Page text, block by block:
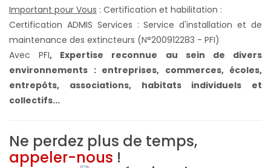
Important pour Vous : Certification et habilitation :
Certification ADMIS Services : Service d'installation et de
maintenance des extincteurs (N°200912283 - PFI)
Avec PFI, Expertise reconnue au sein de divers
environnements : entreprises, commerces, écoles,
entrepôts, associations, habitats individuels et
collectifs...
Ne perdez plus de temps,
appeler-nous !